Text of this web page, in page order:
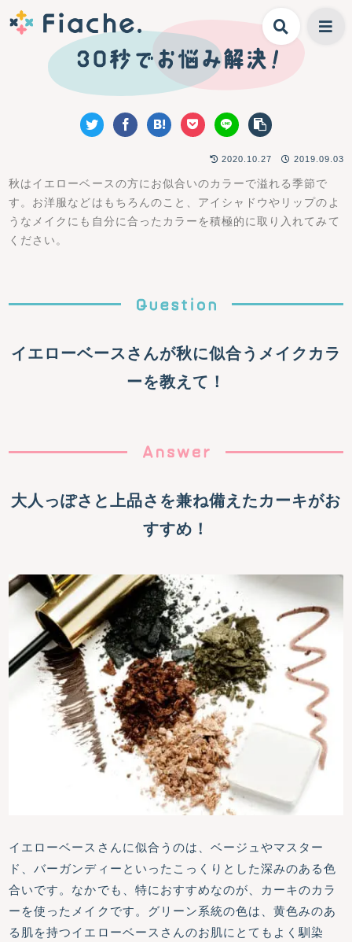
2020.10.27 2019.09.03
秋はイエローベースの方にお似合いのカラーで溢れる季節で
す。お洋服などはもちろんのこと、アイシャドウやリップのよ
うなメイクにも自分に合ったカラーを積極的に取り入れてみて
ください。
イエローベースさんが秋に似合うメイクカラ
ーを教えて！
大人っぽさと上品さを兼ね備えたカーキがお
すすめ！
イエローベースさんに似合うのは、ベージュやマスター
ド、バーガンディーといったこっくりとした深みのある色
合いです。なかでも、特におすすめなのが、カーキのカラ
ーを使ったメイクです。グリーン系統の色は、黄色みのあ
る肌を持つイエローベースさんのお肌にとてもよく馴染